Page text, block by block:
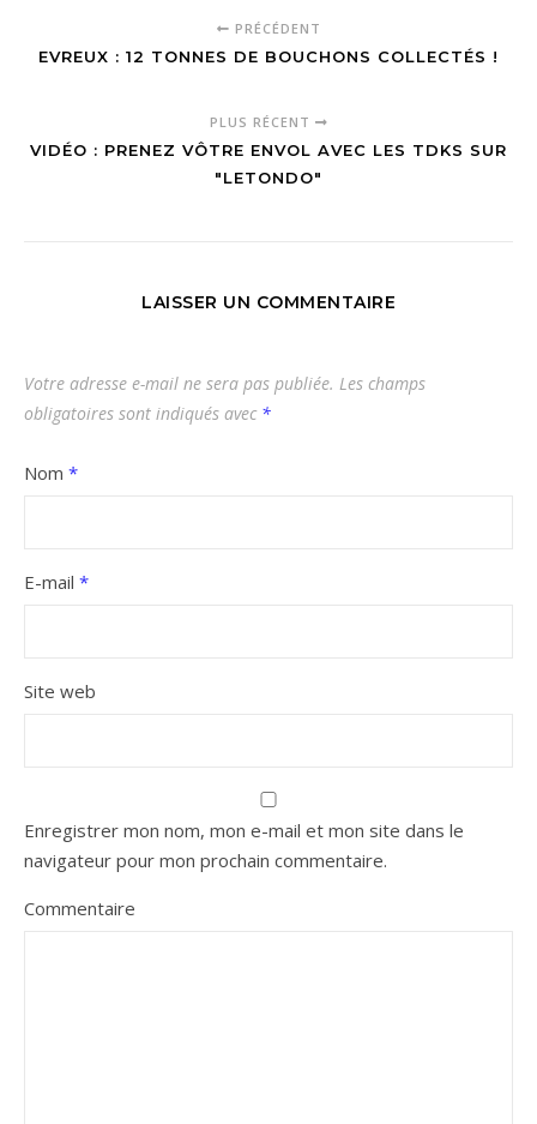
PRÉCÉDENT
EVREUX : 12 TONNES DE BOUCHONS COLLECTÉS !
PLUS RÉCENT
VIDÉO : PRENEZ VÔTRE ENVOL AVEC LES TDKS SUR
"LETONDO"
LAISSER UN COMMENTAIRE
Votre adresse e-mail ne sera pas publiée. Les champs
obligatoires sont indiqués avec *
Nom *
E-mail *
Site web
Enregistrer mon nom, mon e-mail et mon site dans le
navigateur pour mon prochain commentaire.
Commentaire